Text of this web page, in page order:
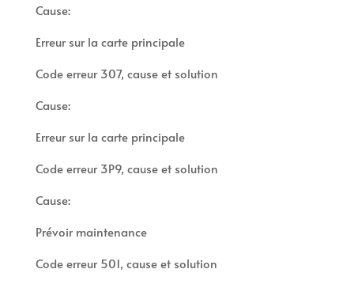
Cause:
Erreur sur la carte principale
Code erreur 307, cause et solution
Cause:
Erreur sur la carte principale
Code erreur 3P9, cause et solution
Cause:
Prévoir maintenance
Code erreur 501, cause et solution